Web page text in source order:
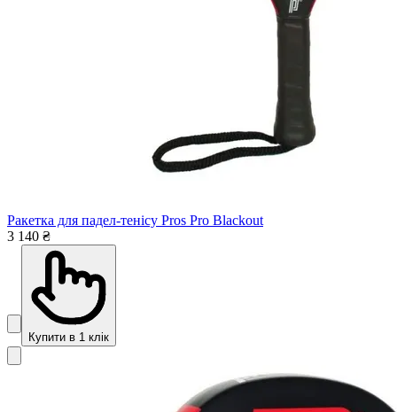
Ракетка для падел-тенісу Pros Pro Blackout
3 140 ₴
Купити в 1 клік